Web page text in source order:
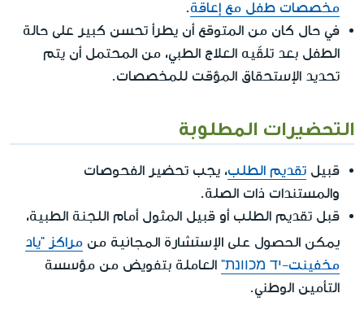
مخصصات طفل مع إعاقة.
في حال كان من المتوقع أن يطرأ تحسن كبير على حالة
الطفل بعد تلقّيه العلاج الطبي، من المحتمل أن يتم
تحديد الإستحقاق المؤقت للمخصصات.
التحضيرات المطلوبة
قبيل تقديم الطلب، يجب تحضير الفحوصات
والمستندات ذات الصلة.
قبل تقديم الطلب أو قبيل المثول أمام اللجنة الطبية،
يمكن الحصول على الإستشارة المجانية من مراكز "ياد
مخفينت-יד מכוונת" العاملة بتفويض من مؤسسة
التأمين الوطني.